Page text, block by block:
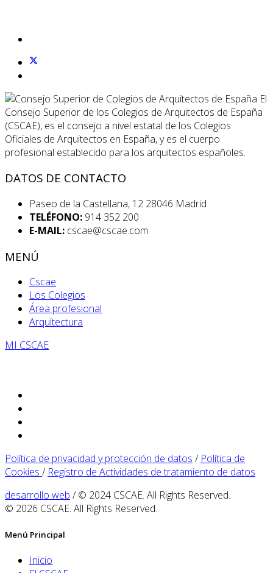
El
Consejo Superior de los Colegios de Arquitectos de España
(CSCAE), es el consejo a nivel estatal de los Colegios
Oficiales de Arquitectos en España, y es el cuerpo
profesional establecido para los arquitectos españoles.
DATOS DE CONTACTO
Paseo de la Castellana, 12 28046 Madrid
TELÉFONO: 914 352 200
E-MAIL: cscae@cscae.com
MENÚ
Cscae
Los Colegios
Área profesional
Arquitectura
MI CSCAE
Política de privacidad y protección de datos / Política de
Cookies / Registro de Actividades de tratamiento de datos
desarrollo web / © 2024 CSCAE. All Rights Reserved.
© 2026 CSCAE. All Rights Reserved.
Menú Principal
Inicio